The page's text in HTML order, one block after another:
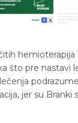
što pre nastavi
jer su Branki